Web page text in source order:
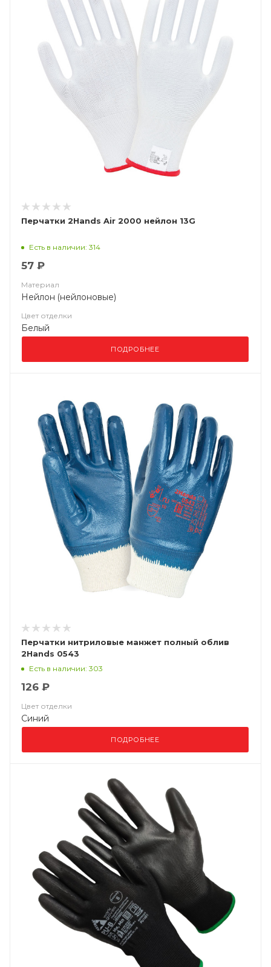
Перчатки 2Hands Air 2000 нейлон 13G
Есть в наличии: 314
57 ₽
Материал
Нейлон (нейлоновые)
Цвет отделки
Белый
ПОДРОБНЕЕ
Перчатки нитриловые манжет полный облив
2Hands 0543
Есть в наличии: 303
126 ₽
Цвет отделки
Синий
ПОДРОБНЕЕ